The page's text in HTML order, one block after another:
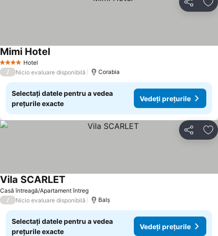
Distribuiți
4 Stele Hotel
Mimi Hotel
/ Nicio evaluare disponibilă Corabia
Selectați datele pentru a vedea
prețurile exacte
Vedeți prețurile
Distribuiți
Casă întreagă/Apartament întreg
Vila SCARLET
/ Nicio evaluare disponibilă Balş
Selectați datele pentru a vedea
prețurile exacte
Vedeți prețurile